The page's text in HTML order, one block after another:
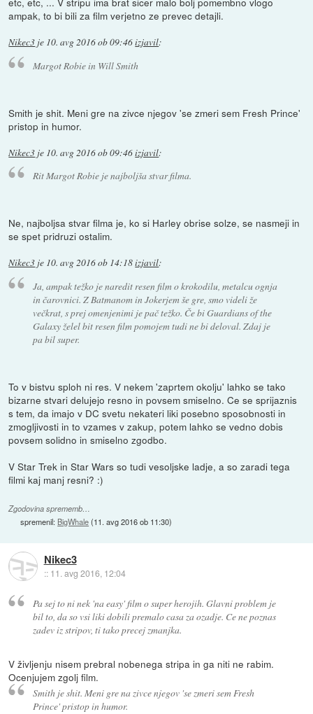
ampak, to bi bili za film verjetno ze prevec detajli.
Nikec3 je 10. avg 2016 ob 09:46izjavil:
Margot Robie in Will Smith
Smith je shit. Meni gre na zivce njegov 'se zmeri sem Fresh Prince'
pristop in humor.
Nikec3 je 10. avg 2016 ob 09:46izjavil:
Rit Margot Robie je najboljša stvar filma.
Ne, najboljsa stvar filma je, ko si Harley obrise solze, se nasmeji in
se spet pridruzi ostalim.
Nikec3 je 10. avg 2016 ob 14:18izjavil:
Ja, ampak težko je naredit resen film o krokodilu, metalcu ognja
in čarovnici. Z Batmanom in Jokerjem še gre, smo videli že
večkrat, s prej omenjenimi je pač težko. Če bi Guardians of the
Galaxy želel bit resen film pomojem tudi ne bi deloval. Zdaj je
pa bil super.
To v bistvu sploh ni res. V nekem 'zaprtem okolju' lahko se tako
bizarne stvari delujejo resno in povsem smiselno. Ce se sprijaznis
s tem, da imajo v DC svetu nekateri liki posebno sposobnosti in
zmogljivosti in to vzames v zakup, potem lahko se vedno dobis
povsem solidno in smiselno zgodbo.
V Star Trek in Star Wars so tudi vesoljske ladje, a so zaradi tega
filmi kaj manj resni? :)
Zgodovina sprememb…
spremenil: BigWhale(11. avg 2016 ob 11:30)
Nikec3
:: 11. avg 2016, 12:04
Pa sej to ni nek 'na easy' film o super herojih. Glavni problem je
bil to, da so vsi liki dobili premalo casa za ozadje. Ce ne poznas
zadev iz stripov, ti tako precej zmanjka.
V življenju nisem prebral nobenega stripa in ga niti ne rabim.
Ocenjujem zgolj film.
Smith je shit. Meni gre na zivce njegov 'se zmeri sem Fresh
Prince' pristop in humor.